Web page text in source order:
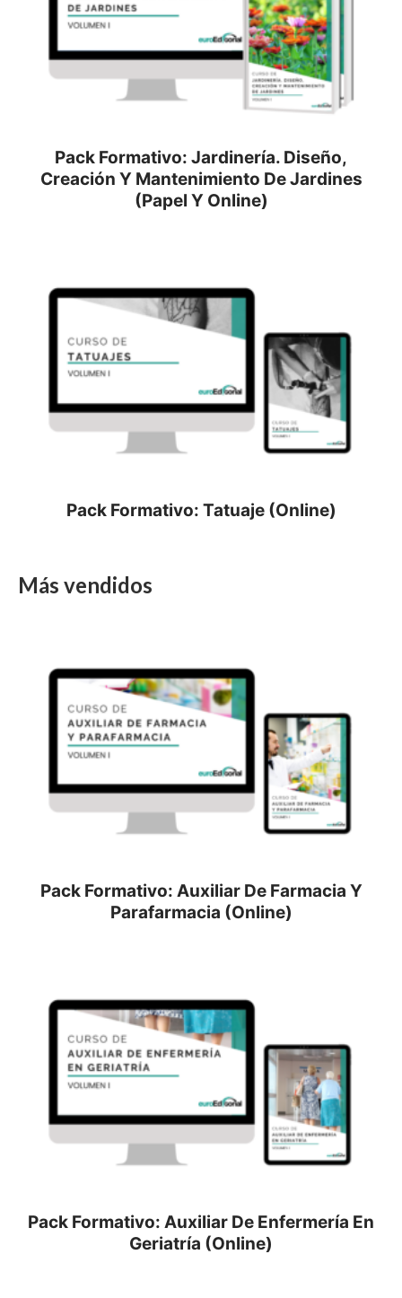
Pack Formativo: Jardinería. Diseño,
Creación Y Mantenimiento De Jardines
(Papel Y Online)
Pack Formativo: Tatuaje (Online)
Más vendidos
Pack Formativo: Auxiliar De Farmacia Y
Parafarmacia (Online)
Pack Formativo: Auxiliar De Enfermería En
Geriatría (Online)